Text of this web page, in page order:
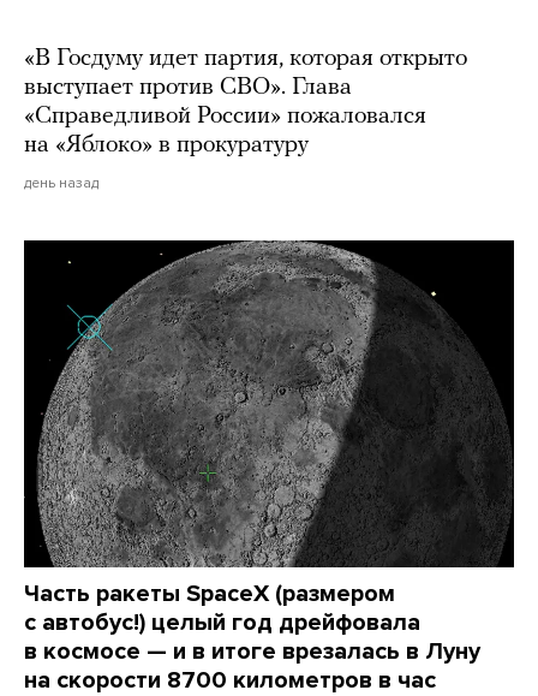
«В Госдуму идет партия, которая открыто
выступает против СВО». Глава
«Справедливой России» пожаловался
на «Яблоко» в прокуратуру
день назад
Часть ракеты SpaceX (размером
с автобус!) целый год дрейфовала
в космосе — и в итоге врезалась в Луну
на скорости 8700 километров в час